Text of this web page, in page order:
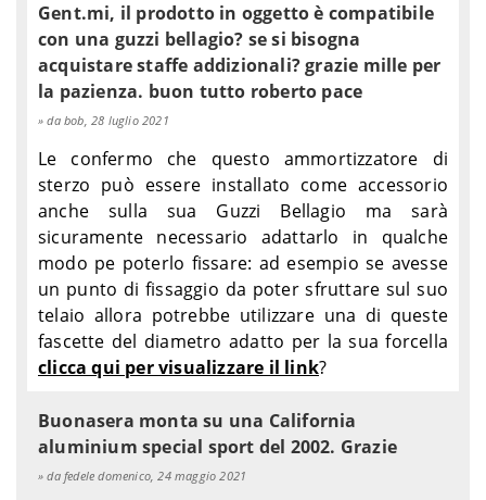
Gent.mi, il prodotto in oggetto è compatibile
con una guzzi bellagio? se si bisogna
acquistare staffe addizionali? grazie mille per
la pazienza. buon tutto roberto pace
da bob, 28 luglio 2021
Le confermo che questo ammortizzatore di
sterzo può essere installato come accessorio
anche sulla sua Guzzi Bellagio ma sarà
sicuramente necessario adattarlo in qualche
modo pe poterlo fissare: ad esempio se avesse
un punto di fissaggio da poter sfruttare sul suo
telaio allora potrebbe utilizzare una di queste
fascette del diametro adatto per la sua forcella
clicca qui per visualizzare il link?
Buonasera monta su una California
aluminium special sport del 2002. Grazie
da fedele domenico, 24 maggio 2021